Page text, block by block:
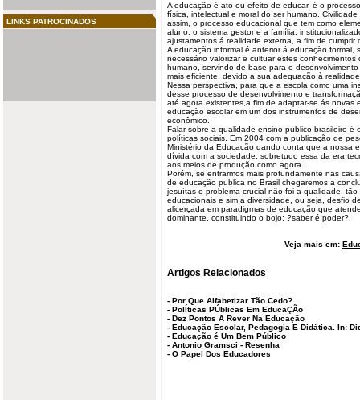
LINKS PATROCINADOS
A educação é ato ou efeito de educar, é o processo
física, intelectual e moral do ser humano.
assim, o processo educacional que tem como
aluno, o sistema gestor e a família,
ajustamentos á realidade externa, a fim de
A educação informal é anterior á educação formal,
necessário valorizar e cultuar estes
humano, servindo de base para o
mais eficiente, devido a sua adequação à
Nessa perspectiva, para que a escola como uma
desse processo de desenvolvimento e
até agora existentes,a fim de adaptar-se ás novas
educação escolar em um dos instrumentos de
econômico.
Falar sobre a qualidade ensino público brasileiro é
políticas sociais. Em 2004 com a publicação de
Ministério da Educação dando conta que a nossa
dívida com a sociedade, sobretudo essa da era
aos meios de produção como agora.
Porém, se entrarmos mais profundamente nas
de educação publica no Brasil chegaremos a
jesuítas o problema crucial não foi a qualidade,
educacionais e sim a diversidade, ou seja, desfio
alicerçada em paradigmas de educação que
dominante, constituindo o bojo: ?saber é poder?.
Veja mais em:
Artigos Relacionados
- Por Que Alfabetizar Tão Cedo?
- PolÍticas PÚblicas Em EducaÇÃo
- Dez Pontos A Rever Na Educação
- Educação Escolar, Pedagogia E Didática. In:
- Educação é Um Bem Público
- Antonio Gramsci - Resenha
- O Papel Dos Educadores